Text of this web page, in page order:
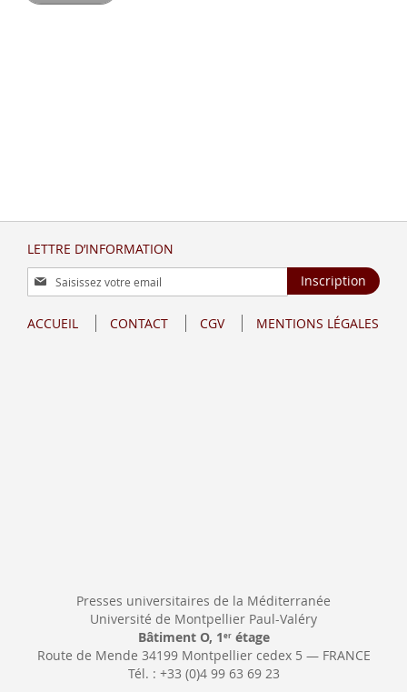
LETTRE D’INFORMATION
Inscription
à
lettre
Inscription
ACCUEIL CONTACT CGV MENTIONS LÉGALES
Presses universitaires de la Méditerranée
Université de Montpellier Paul-Valéry
Bâtiment O, 1 erétage
Route de Mende 34199 Montpellier cedex 5 — FRANCE
Tél. : +33 (0)4 99 63 69 23